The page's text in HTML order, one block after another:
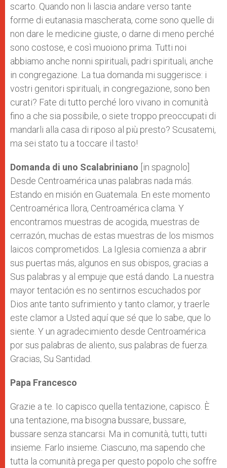
scarto. Quando non li lascia andare verso tante
forme di eutanasia mascherata, come sono quelle di
non dare le medicine giuste, o darne di meno perché
sono costose, e così muoiono prima. Tutti noi
abbiamo anche nonni spirituali, padri spirituali, anche
in congregazione. La tua domanda mi suggerisce: i
vostri genitori spirituali, in congregazione, sono ben
curati? Fate di tutto perché loro vivano in comunità
fino a che sia possibile, o siete troppo preoccupati di
mandarli alla casa di riposo al più presto? Scusatemi,
ma sei stato tu a toccare il tasto!
Domanda di uno Scalabriniano [in spagnolo]
Desde Centroamérica unas palabras nada más.
Estando en misión en Guatemala. En este momento
Centroamérica llora, Centroamérica clama. Y
encontramos muestras de acogida, muestras de
cerrazón, muchas de estas muestras de los mismos
laicos comprometidos. La Iglesia comienza a abrir
sus puertas más, algunos en sus obispos, gracias a
Sus palabras y al empuje que está dando. La nuestra
mayor tentación es no sentirnos escuchados por
Dios ante tanto sufrimiento y tanto clamor, y traerle
este clamor a Usted aquí que sé que lo sabe, que lo
siente. Y un agradecimiento desde Centroamérica
por sus palabras de aliento, sus palabras de fuerza.
Gracias, Su Santidad.
Papa Francesco
Grazie a te. Io capisco quella tentazione, capisco. È
una tentazione, ma bisogna bussare, bussare,
bussare senza stancarsi. Ma in comunità, tutti, tutti
insieme. Farlo insieme. Ciascuno, ma sapendo che
tutta la comunità prega per questo popolo che soffre